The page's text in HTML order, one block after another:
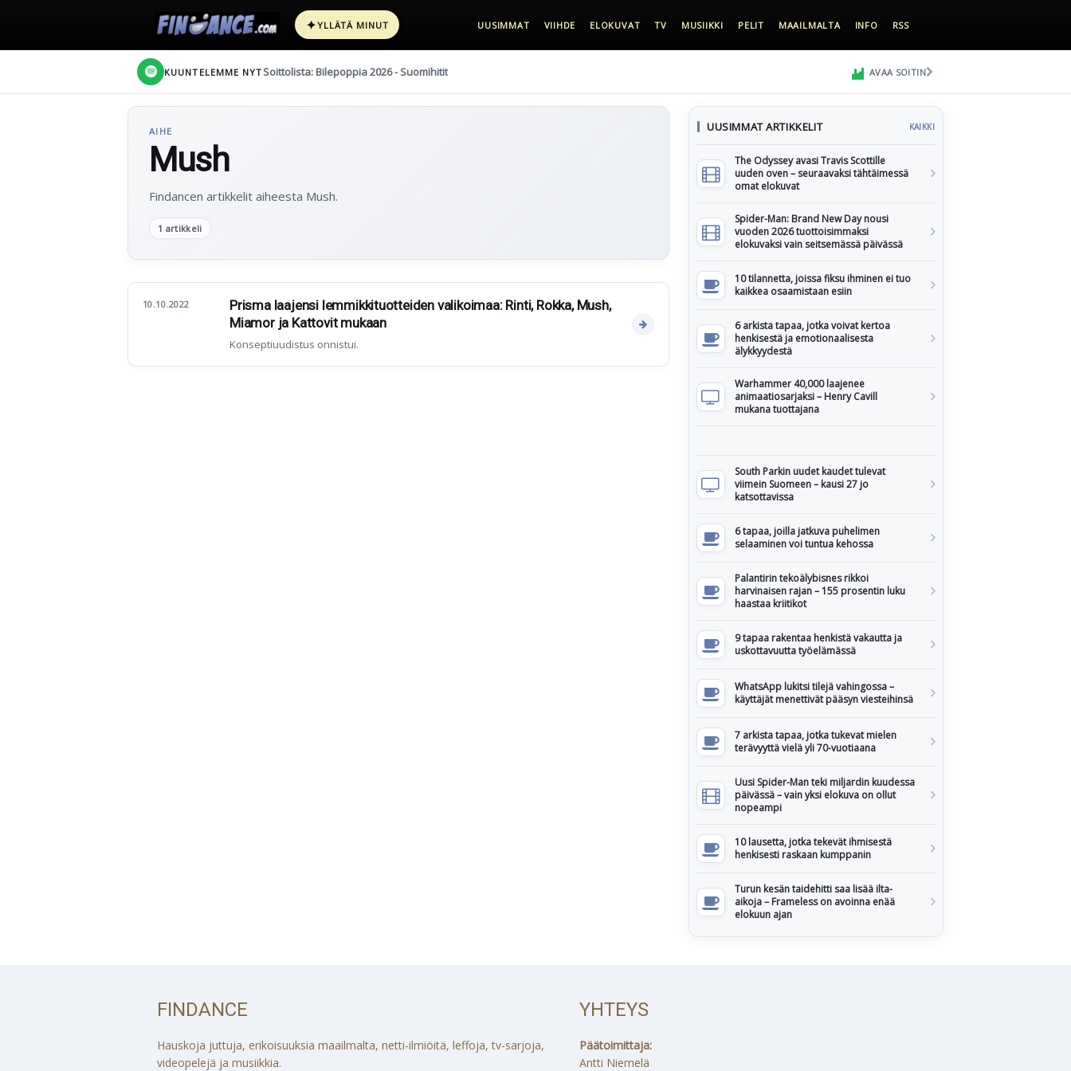
✦YLLÄTÄ MINUT UUSIMMAT VIIHDE ELOKUVAT TV MUSIIKKI PELIT MAAILMALTA INFO RSS
KUUNTELEMME NYT Soittolista: Bilepoppia 2026 - Suomihitit AVAA SOITIN
AIHE
Mush
Findancen artikkelit aiheesta Mush.
1 artikkeli
10.10.2022
Prisma laajensi lemmikkituotteiden valikoimaa: Rinti, Rokka, Mush,
Miamor ja Kattovit mukaan
Konseptiuudistus onnistui.
UUSIMMAT ARTIKKELIT KAIKKI
The Odyssey avasi Travis Scottille
uuden oven – seuraavaksi tähtäimessä
omat elokuvat
Spider-Man: Brand New Day nousi
vuoden 2026 tuottoisimmaksi
elokuvaksi vain seitsemässä päivässä
10 tilannetta, joissa fiksu ihminen ei tuo
kaikkea osaamistaan esiin
6 arkista tapaa, jotka voivat kertoa
henkisestä ja emotionaalisesta
älykkyydestä
Warhammer 40,000 laajenee
animaatiosarjaksi – Henry Cavill
mukana tuottajana
South Parkin uudet kaudet tulevat
viimein Suomeen – kausi 27 jo
katsottavissa
6 tapaa, joilla jatkuva puhelimen
selaaminen voi tuntua kehossa
Palantirin tekoälybisnes rikkoi
harvinaisen rajan – 155 prosentin luku
haastaa kriitikot
9 tapaa rakentaa henkistä vakautta ja
uskottavuutta työelämässä
WhatsApp lukitsi tilejä vahingossa –
käyttäjät menettivät pääsyn viesteihinsä
7 arkista tapaa, jotka tukevat mielen
terävyyttä vielä yli 70-vuotiaana
Uusi Spider-Man teki miljardin kuudessa
päivässä – vain yksi elokuva on ollut
nopeampi
10 lausetta, jotka tekevät ihmisestä
henkisesti raskaan kumppanin
Turun kesän taidehitti saa lisää ilta-
aikoja – Frameless on avoinna enää
elokuun ajan
FINDANCE
Hauskoja juttuja, erikoisuuksia maailmalta, netti-ilmiöitä, leffoja, tv-sarjoja,
videopelejä ja musiikkia.
YHTEYS
Päätoimittaja:
Antti Niemelä